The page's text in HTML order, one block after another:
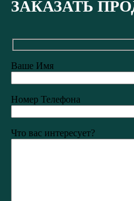
ЗАКАЗАТЬ
Ваше Имя
Номер Телефона
Что вас интересует?